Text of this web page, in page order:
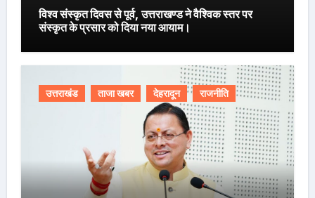
विश्व संस्कृत दिवस से पूर्व, उत्तराखण्ड ने वैश्विक स्तर पर
संस्कृत के प्रसार को दिया नया आयाम।
उत्तराखंड ताजा खबर देहरादून राजनीति